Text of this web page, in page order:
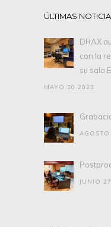
ÚLTIMAS
DRAX
con la
su sala
MAYO 30,2023
JUNIO